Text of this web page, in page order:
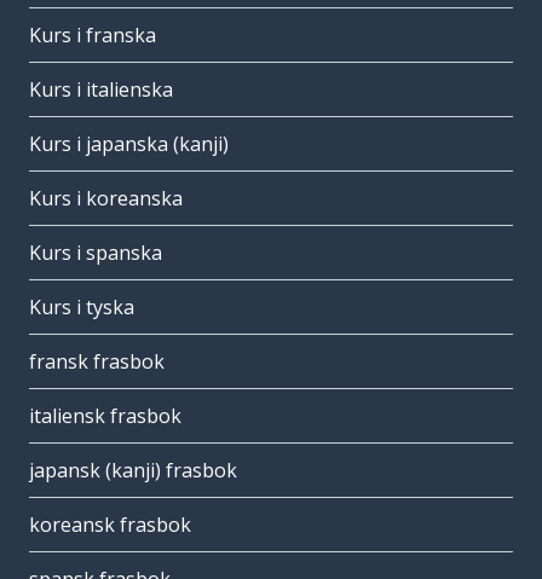
Kurs i franska
Kurs i italienska
Kurs i japanska (kanji)
Kurs i koreanska
Kurs i spanska
Kurs i tyska
fransk frasbok
italiensk frasbok
japansk (kanji) frasbok
koreansk frasbok